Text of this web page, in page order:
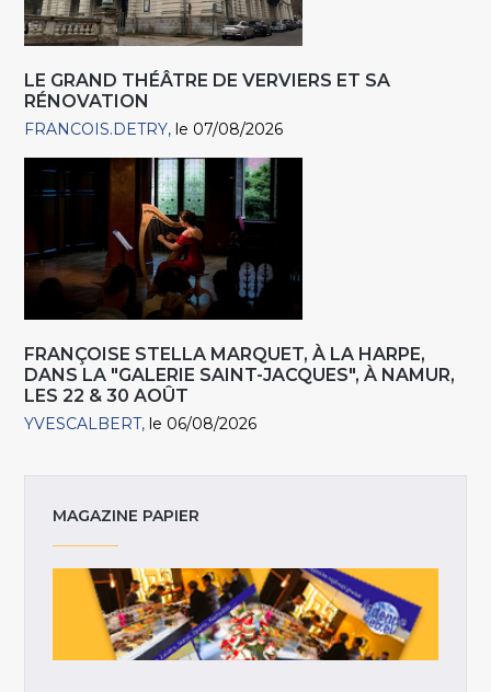
LE GRAND THÉÂTRE DE VERVIERS ET SA
RÉNOVATION
FRANCOIS.DETRY le 07/08/2026
FRANÇOISE STELLA MARQUET, À LA HARPE,
DANS LA "GALERIE SAINT-JACQUES", À NAMUR,
LES 22 & 30 AOÛT
YVESCALBERT le 06/08/2026
MAGAZINE PAPIER